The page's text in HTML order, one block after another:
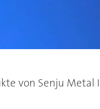
von Senju Metal